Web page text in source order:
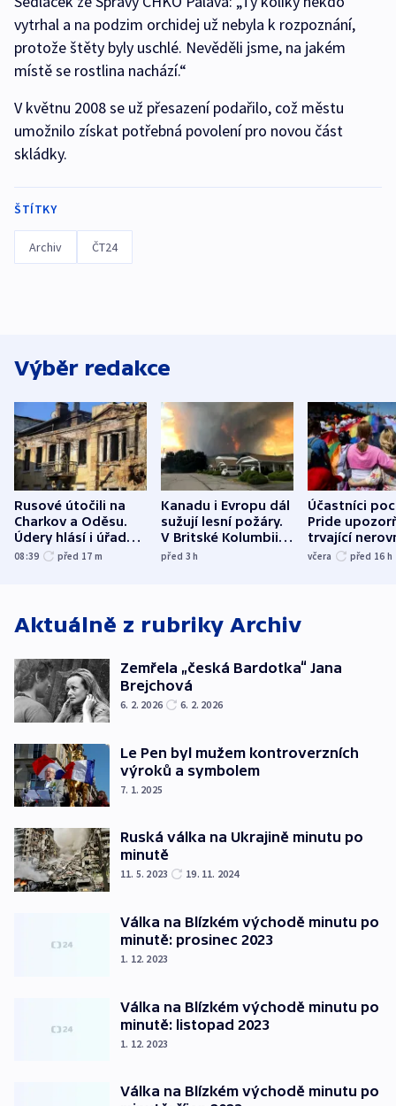
vytrhal a na podzim orchidej už nebyla k rozpoznání,
protože štěty byly uschlé. Nevěděli jsme, na jakém
místě se rostlina nachází.“
V květnu 2008 se už přesazení podařilo, což městu
umožnilo získat potřebná povolení pro novou část
skládky.
ŠTÍTKY
Archiv ČT24
Výběr redakce
Rusové útočili na
Charkov a Oděsu.
Údery hlásí i úřady v
Bělgorodu
08:39 před 17 m
Kanadu i Evropu dál
sužují lesní požáry.
V Britské Kolumbii
evakuovali tisíce lidí
před 3h
Účastníci
Pride
trvající
včera před 16 h
Aktuálně z rubriky Archiv
Zemřela „česká Bardotka“ Jana
Brejchová
6. 2. 2026 6. 2. 2026
Le Pen byl mužem kontroverzních
výroků a symbolem
7. 1. 2025
Ruská válka na Ukrajině minutu po
minutě
11. 5. 2023 19. 11. 2024
Válka na Blízkém východě minutu po
minutě: prosinec 2023
1. 12. 2023
Válka na Blízkém východě minutu po
minutě: listopad 2023
1. 12. 2023
Válka na Blízkém východě minutu po